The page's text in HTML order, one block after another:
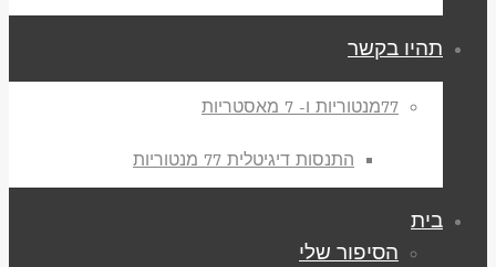
תהיו בקשר
77מנטוריות ו- 7 מאסטריות
התנסות דיגיטלית 77 מנטוריות
בית
הסיפור שלי